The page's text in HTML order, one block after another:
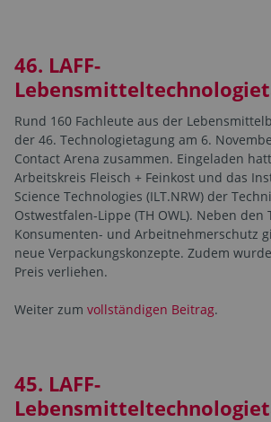
46. LAFF-
Rund 160 Fachleute aus der
der 46. Technologietagung am 6.
Contact Arena zusammen. Eingeladen
Arbeitskreis Fleisch + Feinkost und das
Science Technologies (ILT.NRW) der
Ostwestfalen-Lippe (TH OWL). Neben den
Konsumenten- und Arbeitnehmerschutz
neue Verpackungskonzepte. Zudem
Preis verliehen.
Weiter zum vollständigen Beitrag.
45. LAFF-